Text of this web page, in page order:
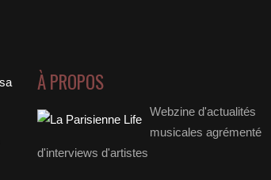
À PROPOS
Webzine d'actualités
musicales agrémenté
d'interviews d'artistes